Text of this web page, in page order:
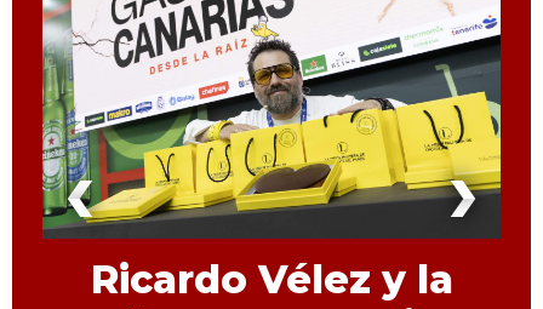
Ricardo Vélez y la